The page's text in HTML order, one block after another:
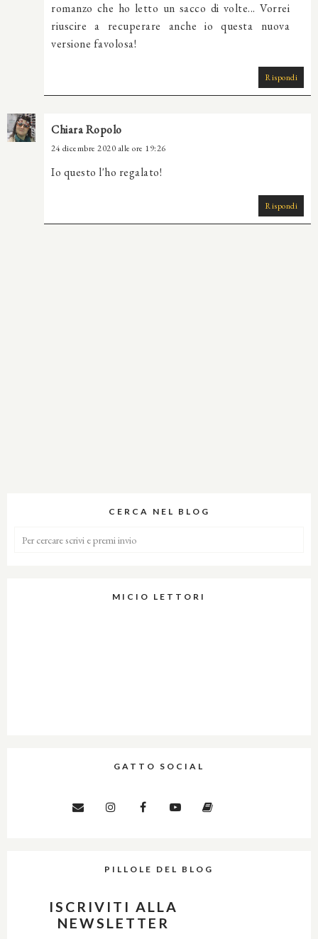
romanzo che ho letto un sacco di volte... Vorrei
riuscire a recuperare anche io questa nuova
versione favolosa!
Rispondi
Chiara Ropolo
24 dicembre 2020 alle ore 19:26
Io questo l'ho regalato!
Rispondi
CERCA NEL BLOG
MICIO LETTORI
GATTO SOCIAL
PILLOLE DEL BLOG
ISCRIVITI ALLA
NEWSLETTER